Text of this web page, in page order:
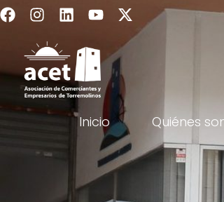
Inicio Quiénes